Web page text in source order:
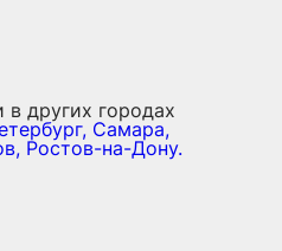
других городах
Самара,
Ростов-на-Дону.